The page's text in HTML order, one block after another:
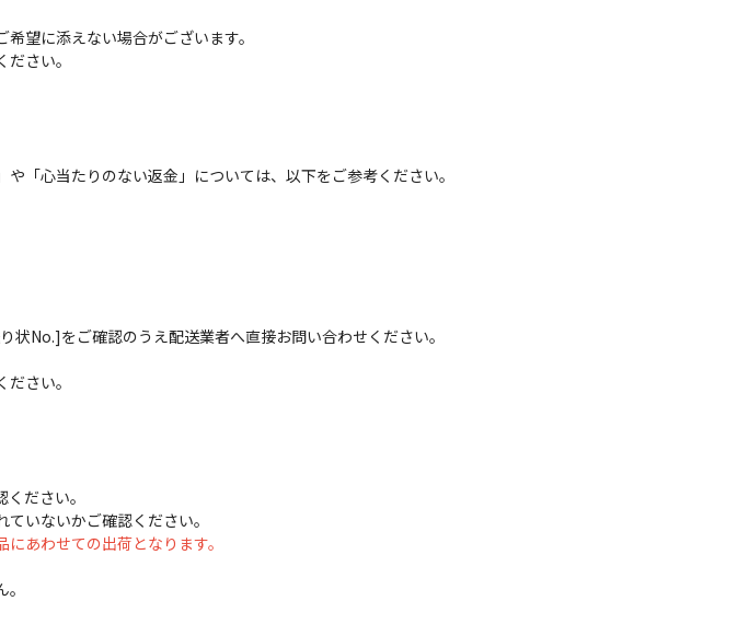
望に添えない場合がございます。
さい。
「心当たりのない返金」については、以下をご参考ください。
No.]をご確認のうえ配送業者へ直接お問い合わせください。
さい。
ださい。
いないかご確認ください。
あわせての出荷となります。